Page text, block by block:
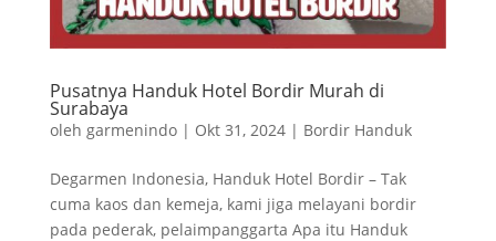
Pusatnya Handuk Hotel Bordir Murah di
Surabaya
oleh garmenindo| Okt 31, 2024| Bordir Handuk
Degarmen Indonesia, Handuk Hotel Bordir – Tak
cuma kaos dan kemeja, kami jiga melayani bordir
pada pederak, pelaimpanggarta Apa itu Handuk